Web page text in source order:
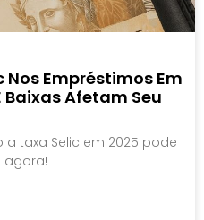
Empréstimos Em
Baixas Afetam Seu
taxa Selic em 2025 pode
agora!